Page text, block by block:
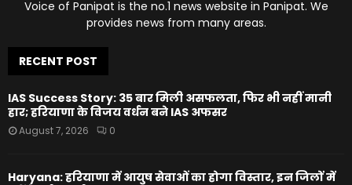
Voice of Panipat is the no.1 news website in Panipat. We
provides news from many areas.
RECENT POST
IAS Success Story: 35 बार मिली असफलता, फिर भी नहीं मानी
हार; हरियाणा के विजय वर्धन बने IAS अफसर
August 7, 2026 0
Haryana: हरियाणा में आयुष सेवाओं का होगा विस्तार, इन जिलों में